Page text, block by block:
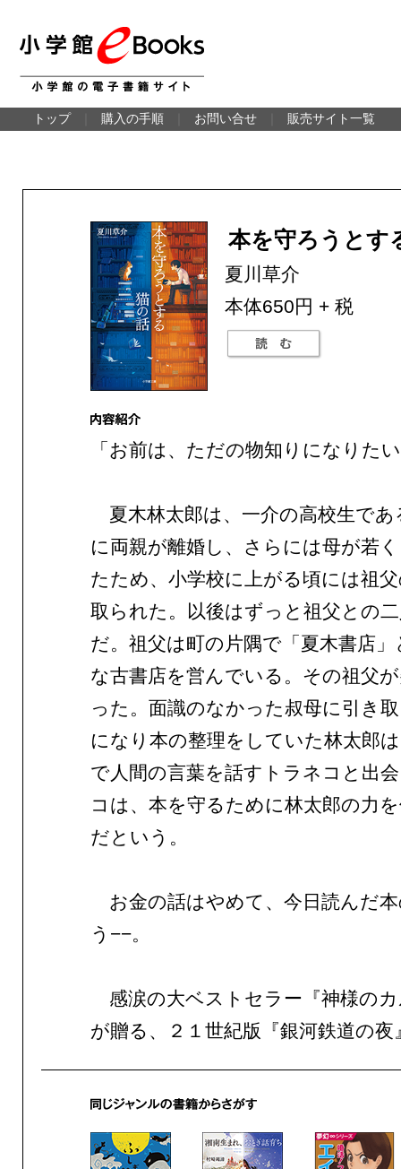
トップ 購入の手順 お問い合せ 販売サイト一覧
本を守ろうとす
夏川草介
本体650円 + 税
「お前は、ただの物知りになりた
夏木林太郎は、一介の高校生であ
に両親が離婚し、さらには母が若
たため、小学校に上がる頃には祖
取られた。以後はずっと祖父との
だ。祖父は町の片隅で「夏木書店
な古書店を営んでいる。その祖父
った。面識のなかった叔母に引き
になり本の整理をしていた林太郎
で人間の言葉を話すトラネコと出
コは、本を守るために林太郎の力
だという。
お金の話はやめて、今日読んだ
う−−。
感涙の大ベストセラー『神様の
が贈る、２１世紀版『銀河鉄道の夜